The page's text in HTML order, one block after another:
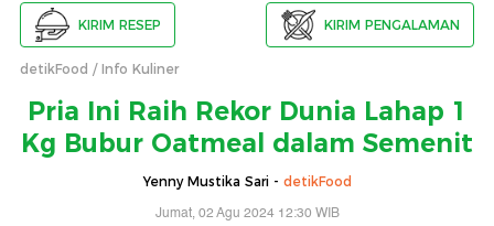
KIRIM RESEP KIRIM PENGALAMAN
detikFood Info Kuliner
Pria Ini Raih Rekor Dunia Lahap 1
Kg Bubur Oatmeal dalam Semenit
Yenny Mustika Sari - detikFood
Jumat, 02 Agu 2024 12:30 WIB